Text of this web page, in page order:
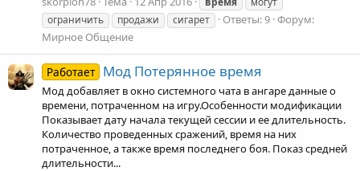
ограничить
продажи сигарет Ответы: 9 Форум:
Мирное Общение
Работает Мод Потерянное время
Мод добавляет в окно системного чата в ангаре данные о
времени, потраченном на игру.Особенности модификации
Показывает дату начала текущей сессии и ее длительность.
Количество проведенных сражений, время на них
потраченное, а также время последнего боя. Показ средней
длительности...